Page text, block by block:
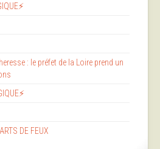
: le préfet de la Loire prend un
DE FEUX